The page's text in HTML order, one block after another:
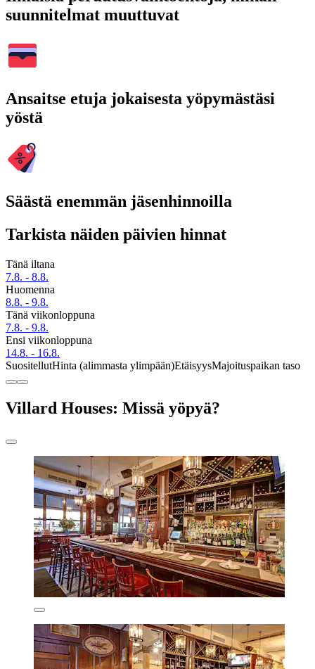
suunnitelmat muuttuvat
Ansaitse etuja jokaisesta yöpymästäsi
yöstä
Säästä enemmän jäsenhinnoilla
Tarkista näiden päivien hinnat
Tänä iltana
7.8. - 8.8.
Huomenna
8.8. - 9.8.
Tänä viikonloppuna
7.8. - 9.8.
Ensi viikonloppuna
14.8. - 16.8.
SuositellutHinta (alimmasta ylimpään)EtäisyysMajoituspaikan taso
Villard Houses: Missä yöpyä?